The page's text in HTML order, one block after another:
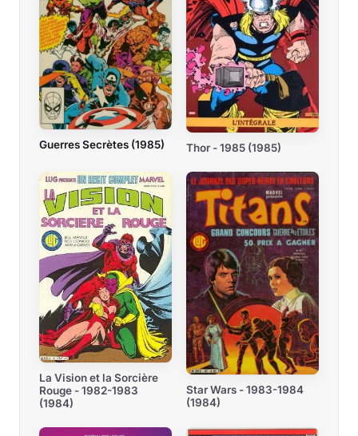
Guerres Secrètes (1985) Thor - 1985 (1985)
La Vision et la Sorcière
Rouge - 1982-1983
(1984)
Star Wars - 1983-1984
(1984)